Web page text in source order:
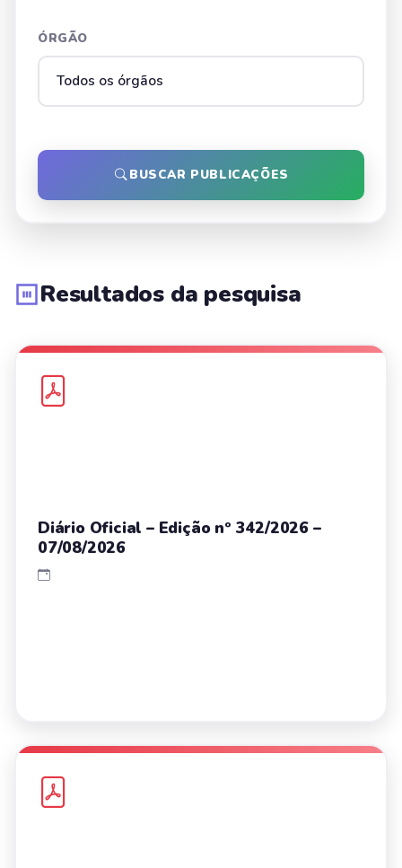
ÓRGÃO
BUSCAR PUBLICAÇÕES
Resultados da pesquisa
Diário Oficial – Edição nº 342/2026 –
07/08/2026